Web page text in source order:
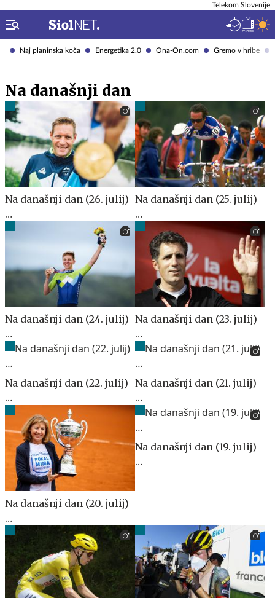
Naj planinska koča Energetika 2.0 Ona-On.com Gremo v hribe
Telekom Slovenije
Na današnji dan
Na današnji dan (26. julij)
…
Na današnji dan (25. julij)
…
Na današnji dan (24. julij)
…
Na današnji dan (23. julij)
…
Na današnji dan (22. julij)
…
Na današnji dan (21. julij)
…
Na današnji dan (20. julij)
…
Na današnji dan (19. julij)
…